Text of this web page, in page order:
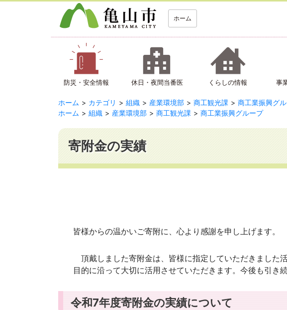
ホーム
防災・安全情報 休日・夜間当番医 くらしの情報 事
ホーム カテゴリ 組織 産業環境部 商工観光課
商工業振興グ
ホーム
組織 産業環境部 商工観光課 商工業振興グループ
寄附金の実績
皆様からの温かいご寄附に、心より感謝を申し上げます。
頂戴しました寄附金は、皆様に指定していただきました
目的に沿って大切に活用させていただきます。今後も引き
令和7年度寄附金の実績について